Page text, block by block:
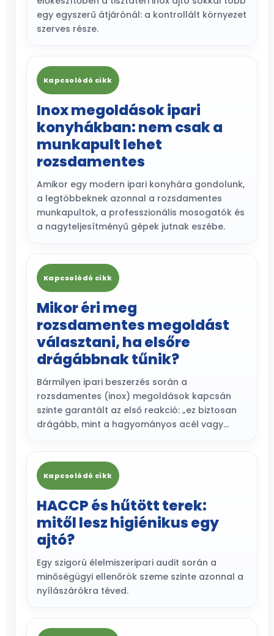
egy egyszerű átjárónál: a kontrollált környezet
szerves része.
Kapcsolódó cikk
Inox megoldások ipari
konyhákban: nem csak a
munkapult lehet
rozsdamentes
Amikor egy modern ipari konyhára gondolunk,
a legtöbbeknek azonnal a rozsdamentes
munkapultok, a professzionális mosogatók és
a nagyteljesítményű gépek jutnak eszébe.
Kapcsolódó cikk
Mikor éri meg
rozsdamentes megoldást
választani, ha elsőre
drágábbnak tűnik?
Bármilyen ipari beszerzés során a
rozsdamentes (inox) megoldások kapcsán
szinte garantált az első reakció: „ez biztosan
drágább, mint a hagyományos acél vagy…
Kapcsolódó cikk
HACCP és hűtött terek:
mitől lesz higiénikus egy
ajtó?
Egy szigorú élelmiszeripari audit során a
minőségügyi ellenőrök szeme szinte azonnal a
nyílászárókra téved.